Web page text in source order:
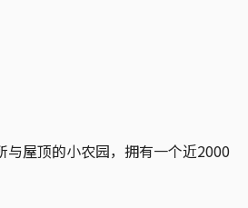
屋顶的小农园，拥有一个近2000